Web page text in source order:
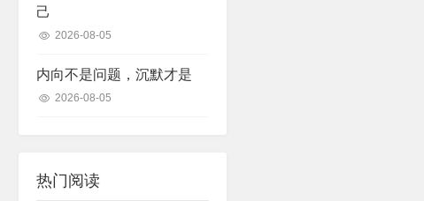
己
2026-08-05
内向不是问题，沉默才是
2026-08-05
热门阅读